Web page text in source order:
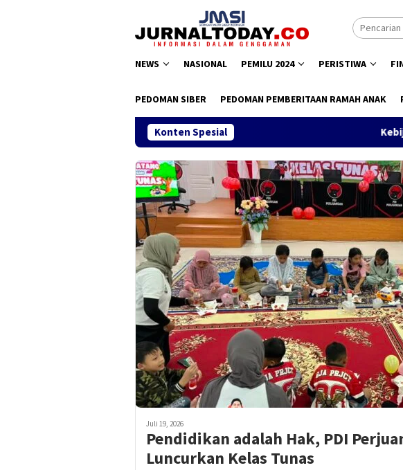
NEWS NASIONAL PEMILU 2024 PERISTIWA
PEDOMAN SIBER PEDOMAN PEMBERITAAN RAMAH ANAK
Konten Spesial Kebijakan SPK
Juli 19, 2026
Pendidikan adalah Hak, PDI
Luncurkan Kelas Tunas